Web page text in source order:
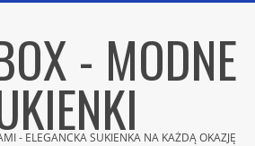
- MODNE
- ELEGANCKA SUKIENKA NA KAŻDĄ OKAZJĘ